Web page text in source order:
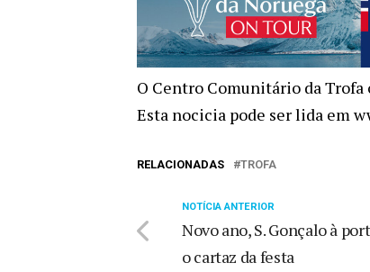
O Centro Comunitário da Trofa
Esta nocicia pode ser lida em
RELACIONADAS TROFA
NOTÍCIA ANTERIOR
Novo ano, S. Gonçalo à
o cartaz da festa